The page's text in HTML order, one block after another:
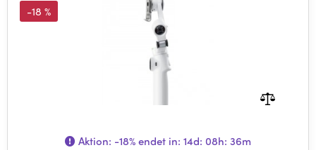
-18 %
Aktion: -18%endet in: 14d: 08h: 36m